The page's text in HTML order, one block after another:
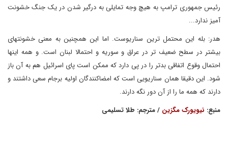
رئیس جمهوری ترامپ به هیچ وجه تمایلی به درگیر شدن در یک جنگ خشونت
آمیز ندارد...
هدر: بله این محتمل ترین سناریوست. اما این همچنین به معنی خشونتهای
بیشتر در سطح ضعیف تر در عراق و سوریه و احتمالا لبنان است. و همه اینها
احتمال وقوع اتفاقی بدتر را در پی دارد که ممکن است پای اسرائیل هم به آن باز
شود. این دقیقا همان سناریویی است که امضاکنندگان اولیه برجام سعی داشتند و
دارند که همه ما را از آن دور نگه دارند.
منبع: نیویورک مگزین / مترجم: طلا تسلیمی